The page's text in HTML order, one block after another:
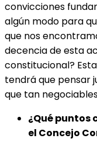
convicciones
algún modo para
que nos
decencia de esta
constitucional?
tendrá que pensar
que tan
¿Qué puntos
el Concejo